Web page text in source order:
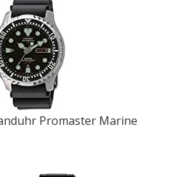
Promaster Marine